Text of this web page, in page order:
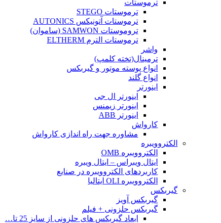
ترموستات
ترموستات STEGO
ترموستات آتونیکس AUTONICS
تروموستات SAMWON (ساموان)
ترموستات الترم ELTHERM
واشر
ترمینال(تخته کلمپ)
انواع پوسته موتور و گیربکس
انواع گلند
اینورتر
اینورتر ال جی
اینورتر زیمنس
اینورتر ABB
کارواش
مشاوره جهت راه اندازی کارواش
الکتروویبره
الکتروویبره OMB
ایتال ویبراس – ایتال ویبره
کاربردهای الکتروویبره در صنایع
الکتروویبره OLI ایتالیا
گیربکس
گیربکس آویز
گیربکس حلزونی + فیلم
ابعاد گیربکس های حلزونی از سایز 25 تا…